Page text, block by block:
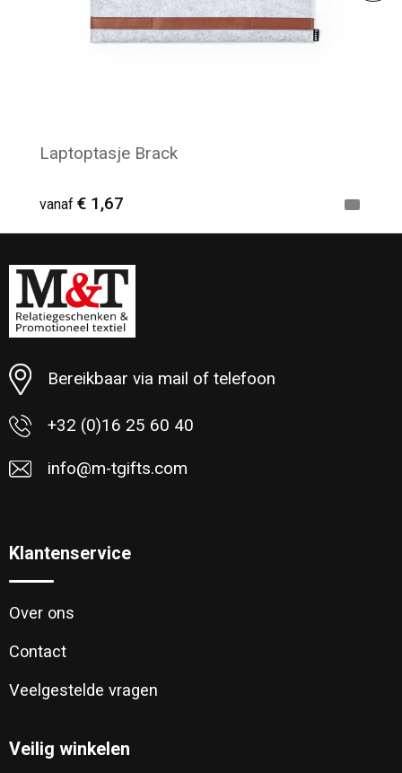
Laptoptasje Brack
vanaf € 1,67
Minimale afname: 52
Bereikbaar via mail of telefoon
+32 (0)16 25 60 40
info@m-tgifts.com
Klantenservice
Over ons
Contact
Veelgestelde vragen
Veilig winkelen